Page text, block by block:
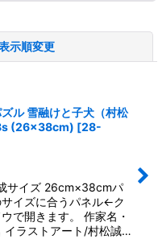
示順変更
ル 雪融けと子犬（村松
(26×38cm) [28-
サイズ 26cm×38cmパ
イズに合うパネル←ク
で開きます。 作家名・
イラストアート/村松誠…